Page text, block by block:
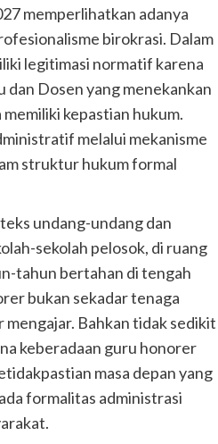
memperlihatkan adanya
birokrasi. Dalam
legitimasi normatif karena
dan Dosen yang menekankan
kepastian hukum.
melalui mekanisme
struktur hukum formal
undang-undang dan
sekolah pelosok, di ruang
tahun bertahan di tengah
bukan sekadar tenaga
Bahkan tidak sedikit
keberadaan guru honorer
masa depan yang
formalitas administrasi